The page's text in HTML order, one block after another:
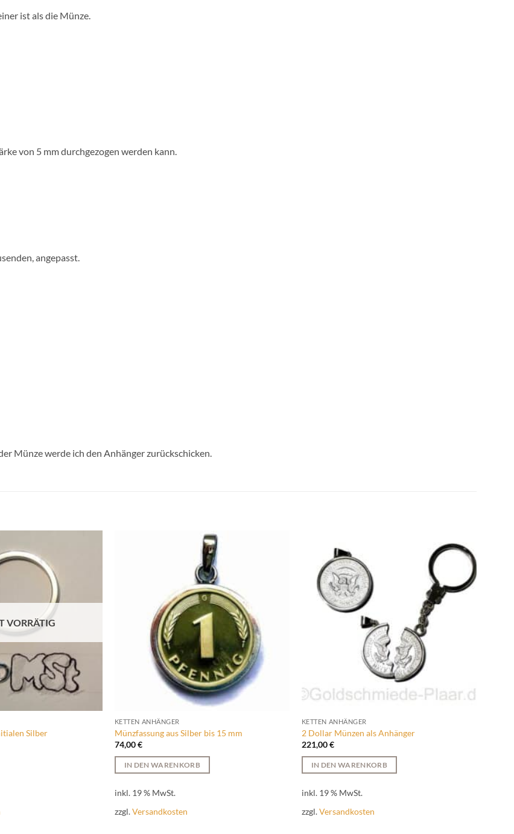
ist als die Münze.
von 5 mm durchgezogen werden kann.
angepasst.
Münze werde ich den Anhänger zurückschicken.
VORRÄTIG
Silber
KETTEN ANHÄNGER
Münzfassung aus Silber bis 15 mm
74,00€
IN DEN WARENKORB
inkl. 19 % MwSt.
zzgl.Versandkosten
KETTEN ANHÄNGER
2 Dollar Münzen als Anhänger
221,00€
IN DEN WARENKORB
inkl. 19 % MwSt.
zzgl.Versandkosten